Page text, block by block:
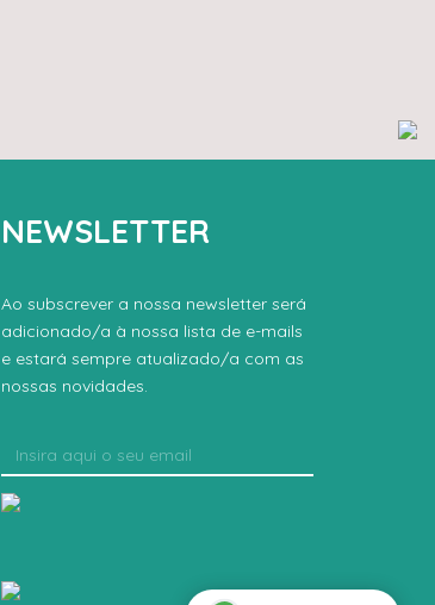
NEWSLETTER
Ao subscrever a nossa newsletter será
adicionado/a à nossa lista de e-mails
e estará sempre atualizado/a com as
nossas novidades.